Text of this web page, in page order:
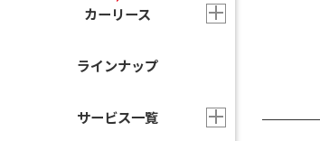
カーリース
ラインナップ
サービス一覧